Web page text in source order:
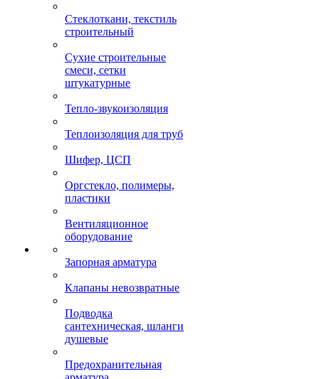
Стеклоткани, текстиль
строительный
Сухие строительные
смеси, сетки
штукатурные
Тепло-звукоизоляция
Теплоизоляция для труб
Шифер, ЦСП
Оргстекло, полимеры,
пластики
Вентиляционное
оборудование
Запорная арматура
Клапаны невозвратные
Подводка
сантехническая, шланги
душевые
Предохранительная